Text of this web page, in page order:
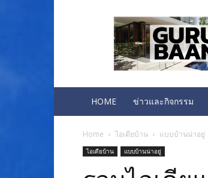
บ้าน
คอน
โด
ทาวน์
โฮม
ห้อง
นอน
HOME ข่าวและกิจกรรม
Home ไอเดียบ้าน แบบบ้านน่าอยู่
ไอเดียบ้าน แบบบ้านน่าอยู่